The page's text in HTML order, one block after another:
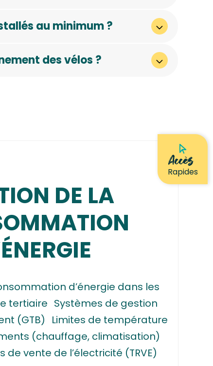
Accès
Rapides
au minimum ?
des vélos ?
DE LA
d’énergie dans les
tertiaire Systèmes de gestion
(GTB)
Limites de température
(chauffage, climatisation)
vente de l’électricité (TRVE)